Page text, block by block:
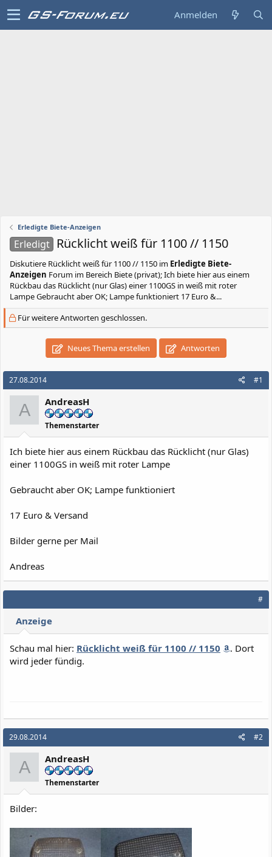
Anmelden
Erledigte Biete-Anzeigen
Erledigt Rücklicht weiß für 1100 // 1150
Diskutiere Rücklicht weiß für 1100 // 1150 im Erledigte Biete-
Anzeigen Forum im Bereich Biete (privat); Ich biete hier aus einem
Rückbau das Rücklicht (nur Glas) einer 1100GS in weiß mit roter
Lampe Gebraucht aber OK; Lampe funktioniert 17 Euro &...
Für weitere Antworten geschlossen.
Neues Thema erstellen Antworten
27.08.2014 #1
A AndreasH
Themenstarter
Ich biete hier aus einem Rückbau das Rücklicht (nur Glas)
einer 1100GS in weiß mit roter Lampe
Gebraucht aber OK; Lampe funktioniert
17 Euro & Versand
Bilder gerne per Mail
Andreas
#
Anzeige
Schau mal hier: Rücklicht weiß für 1100 // 1150
. Dort
wird jeder fündig.
29.08.2014 #2
A AndreasH
Themenstarter
Bilder: